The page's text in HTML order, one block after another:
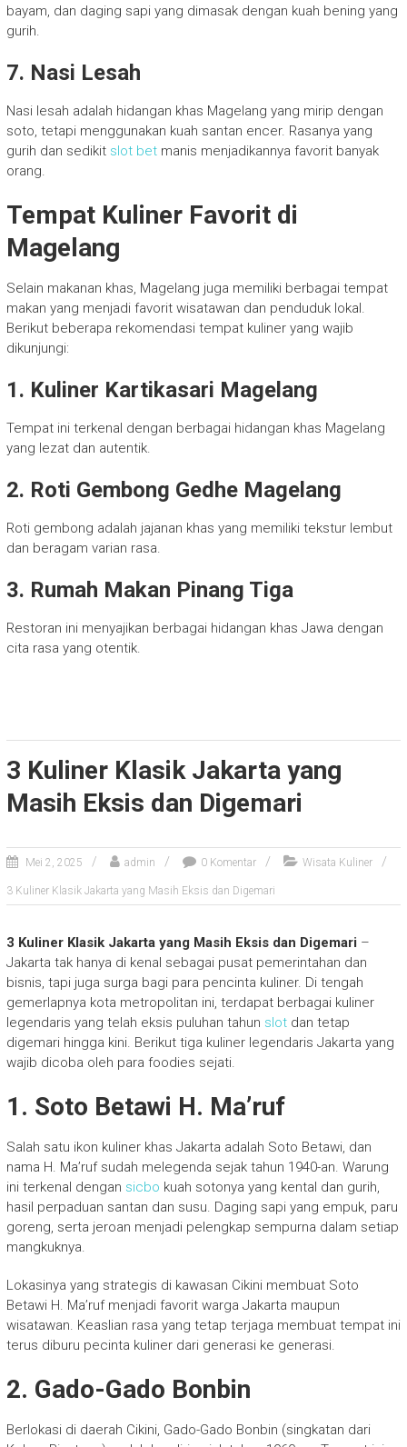
bayam, dan daging sapi yang dimasak dengan kuah bening yang
gurih.
7. Nasi Lesah
Nasi lesah adalah hidangan khas Magelang yang mirip dengan
soto, tetapi menggunakan kuah santan encer. Rasanya yang
gurih dan sedikit slot betmanis menjadikannya favorit banyak
orang.
Tempat Kuliner Favorit di
Magelang
Selain makanan khas, Magelang juga memiliki berbagai tempat
makan yang menjadi favorit wisatawan dan penduduk lokal.
Berikut beberapa rekomendasi tempat kuliner yang wajib
dikunjungi:
1. Kuliner Kartikasari Magelang
Tempat ini terkenal dengan berbagai hidangan khas Magelang
yang lezat dan autentik.
2. Roti Gembong Gedhe Magelang
Roti gembong adalah jajanan khas yang memiliki tekstur lembut
dan beragam varian rasa.
3. Rumah Makan Pinang Tiga
Restoran ini menyajikan berbagai hidangan khas Jawa dengan
cita rasa yang otentik.
3 Kuliner Klasik Jakarta yang
Masih Eksis dan Digemari
Mei 2, 2025 admin 0 Komentar Wisata Kuliner
3 Kuliner Klasik Jakarta yang Masih Eksis dan Digemari
3 Kuliner Klasik Jakarta yang Masih Eksis dan Digemari –
Jakarta tak hanya di kenal sebagai pusat pemerintahan dan
bisnis, tapi juga surga bagi para pencinta kuliner. Di tengah
gemerlapnya kota metropolitan ini, terdapat berbagai kuliner
legendaris yang telah eksis puluhan tahun slotdan tetap
digemari hingga kini. Berikut tiga kuliner legendaris Jakarta yang
wajib dicoba oleh para foodies sejati.
1. Soto Betawi H. Ma’ruf
Salah satu ikon kuliner khas Jakarta adalah Soto Betawi, dan
nama H. Ma’ruf sudah melegenda sejak tahun 1940-an. Warung
ini terkenal dengan sicbo kuah sotonya yang kental dan gurih,
hasil perpaduan santan dan susu. Daging sapi yang empuk, paru
goreng, serta jeroan menjadi pelengkap sempurna dalam setiap
mangkuknya.
Lokasinya yang strategis di kawasan Cikini membuat Soto
Betawi H. Ma’ruf menjadi favorit warga Jakarta maupun
wisatawan. Keaslian rasa yang tetap terjaga membuat tempat ini
terus diburu pecinta kuliner dari generasi ke generasi.
2. Gado-Gado Bonbin
Berlokasi di daerah Cikini, Gado-Gado Bonbin (singkatan dari